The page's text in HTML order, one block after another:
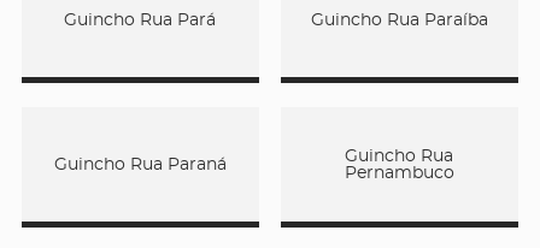
Guincho Rua Pará Guincho Rua Paraíba
Guincho Rua Paraná
Guincho Rua
Pernambuco